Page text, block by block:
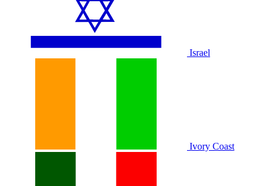
Israel
Ivory Coast